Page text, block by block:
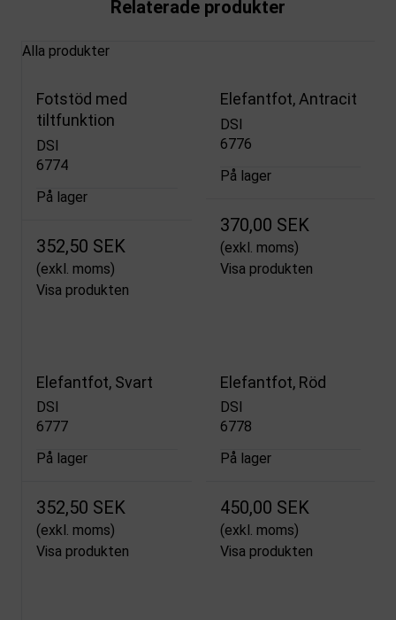
Relaterade produkter
Alla produkter
Fotstöd med
tiltfunktion
DSI
6774
På lager
352,50 SEK
(exkl. moms)
Visa produkten
Elefantfot, Antracit
DSI
6776
På lager
370,00 SEK
(exkl. moms)
Visa produkten
Elefantfot, Svart
DSI
6777
På lager
352,50 SEK
(exkl. moms)
Visa produkten
Elefantfot, Röd
DSI
6778
På lager
450,00 SEK
(exkl. moms)
Visa produkten